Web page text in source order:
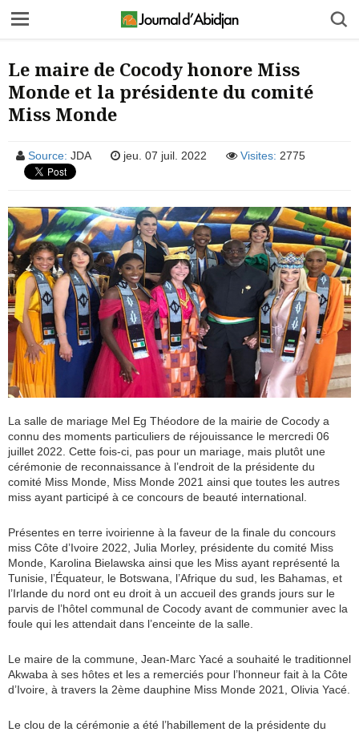
Le maire de Cocody honore Miss
Monde et la présidente du comité
Miss Monde
Source: JDA jeu. 07 juil. 2022 Visites: 2775
La salle de mariage Mel Eg Théodore de la mairie de Cocody a
connu des moments particuliers de réjouissance le mercredi 06
juillet 2022. Cette fois-ci, pas pour un mariage, mais plutôt une
cérémonie de reconnaissance à l’endroit de la présidente du
comité Miss Monde, Miss Monde 2021 ainsi que toutes les autres
miss ayant participé à ce concours de beauté international.
Présentes en terre ivoirienne à la faveur de la finale du concours
miss Côte d’Ivoire 2022, Julia Morley, présidente du comité Miss
Monde, Karolina Bielawska ainsi que les Miss ayant représenté la
Tunisie, l’Équateur, le Botswana, l’Afrique du sud, les Bahamas, et
l’Irlande du nord ont eu droit à un accueil des grands jours sur le
parvis de l’hôtel communal de Cocody avant de communier avec la
foule qui les attendait dans l’enceinte de la salle.
Le maire de la commune, Jean-Marc Yacé a souhaité le traditionnel
Akwaba à ses hôtes et les a remerciés pour l’honneur fait à la Côte
d’Ivoire, à travers la 2ème dauphine Miss Monde 2021, Olivia Yacé.
Le clou de la cérémonie a été l’habillement de la présidente du